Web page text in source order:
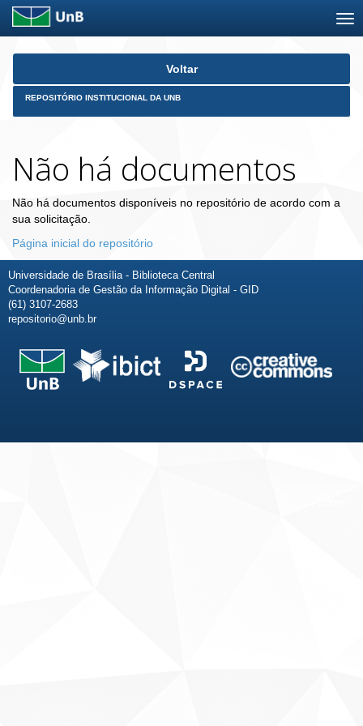
Skip
Voltar
REPOSITÓRIO INSTITUCIONAL DA UNB
Não há documentos
Não há documentos disponíveis no repositório de acordo com a
sua solicitação.
Página inicial do repositório
Universidade de Brasília - Biblioteca Central
Coordenadoria de Gestão da Informação Digital - GID
(61) 3107-2683
repositorio@unb.br